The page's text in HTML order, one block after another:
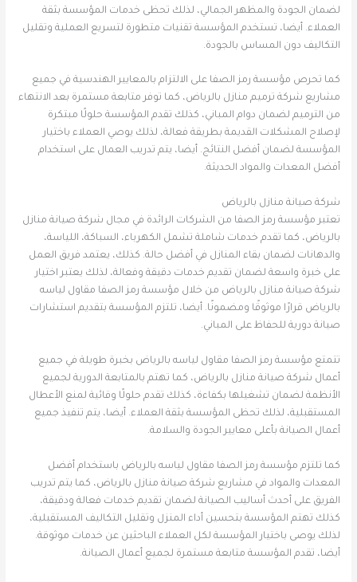
لضمان الجودة والمظهر الجمالي، لذلك تحظى خدمات المؤسسة بثقة
العملاء. أيضا، تستخدم المؤسسة تقنيات متطورة لتسريع العملية وتقليل
التكاليف دون المساس بالجودة.
كما تحرص مؤسسة رمز الصفا على الالتزام بالمعايير الهندسية في جميع
مشاريع شركة ترميم منازل بالرياض، كما توفر متابعة مستمرة بعد الانتهاء
من الترميم لضمان دوام المباني، كذلك تقدم المؤسسة حلولًا مبتكرة
لإصلاح المشكلات القديمة بطريقة فعالة، لذلك يوصي العملاء باختيار
المؤسسة لضمان أفضل النتائج. أيضا، يتم تدريب العمال على استخدام
أفضل المعدات والمواد الحديثة.
شركة صيانة منازل بالرياض
تعتبر مؤسسة رمز الصفا من الشركات الرائدة في مجال شركة صيانة منازل
بالرياض، كما تقدم خدمات شاملة تشمل الكهرباء، السباكة، اللياسة،
والدهانات لضمان بقاء المنازل في أفضل حالة. كذلك، يعتمد فريق العمل
على خبرة واسعة لضمان تقديم خدمات دقيقة وفعالة، لذلك يعتبر اختيار
شركة صيانة منازل بالرياض من خلال مؤسسة رمز الصفا مقاول لياسه
بالرياض قرارًا موثوقًا ومضمونًا. أيضا، تلتزم المؤسسة بتقديم استشارات
صيانة دورية للحفاظ على المباني.
تتمتع مؤسسة رمز الصفا مقاول لياسه بالرياض بخبرة طويلة في جميع
أعمال شركة صيانة منازل بالرياض، كما تهتم بالمتابعة الدورية لجميع
الأنظمة لضمان تشغيلها بكفاءة، كذلك تقدم حلولًا وقائية لمنع الأعطال
المستقبلية، لذلك تحظى المؤسسة بثقة العملاء. أيضا، يتم تنفيذ جميع
أعمال الصيانة بأعلى معايير الجودة والسلامة.
كما تلتزم مؤسسة رمز الصفا مقاول لياسه بالرياض باستخدام أفضل
المعدات والمواد في مشاريع شركة صيانة منازل بالرياض، كما يتم تدريب
الفريق على أحدث أساليب الصيانة لضمان تقديم خدمات فعالة ودقيقة،
كذلك تهتم المؤسسة بتحسين أداء المنزل وتقليل التكاليف المستقبلية،
لذلك يوصى باختيار المؤسسة لكل العملاء الباحثين عن خدمات موثوقة.
أيضا، تقدم المؤسسة متابعة مستمرة لجميع أعمال الصيانة.